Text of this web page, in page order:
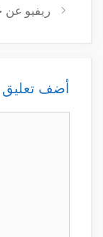
ريفيو
أضف تعليق